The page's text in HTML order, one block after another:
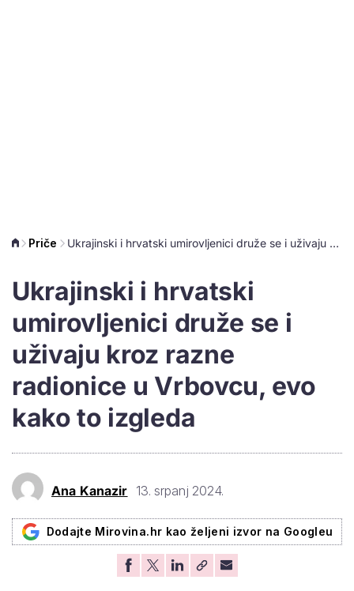
Priče Ukrajinski i hrvatski umirovljenici druže se i uživaju kroz razne radionice u Vrbovcu, evo kako to izgleda
Ukrajinski i hrvatski
umirovljenici druže se i
uživaju kroz razne
radionice u Vrbovcu, evo
kako to izgleda
Ana Kanazir 13. srpanj 2024.
Dodajte Mirovina.hr kao željeni izvor na Googleu